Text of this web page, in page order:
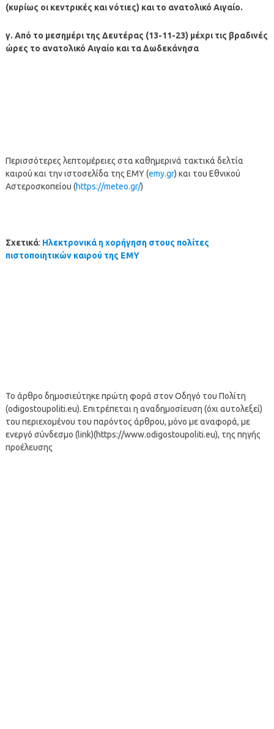
(κυρίως οι κεντρικές και νότιες) και το ανατολικό Αιγαίο.
γ. Από το μεσημέρι της Δευτέρας (13-11-23) μέχρι τις βραδινές
ώρες το ανατολικό Αιγαίο και τα Δωδεκάνησα
Περισσότερες λεπτομέρειες στα καθημερινά τακτικά δελτία
καιρού και την ιστοσελίδα της ΕΜΥ (emy.gr) και του Εθνικού
Αστεροσκοπείου (https://meteo.gr/)
Σχετικά: Ηλεκτρονικά η χορήγηση στους πολίτες
πιστοποιητικών καιρού της ΕΜΥ
Το άρθρο δημοσιεύτηκε πρώτη φορά στον Οδηγό του Πολίτη
(odigostoupoliti.eu). Επιτρέπεται η αναδημοσίευση (όχι αυτολεξεί)
του περιεχομένου του παρόντος άρθρου, μόνο με αναφορά, με
ενεργό σύνδεσμο (link)(https://www.odigostoupoliti.eu), της πηγής
προέλευσης